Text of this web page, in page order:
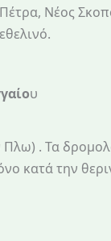
Νέος
υ
Πλω) . Τα
κατά την